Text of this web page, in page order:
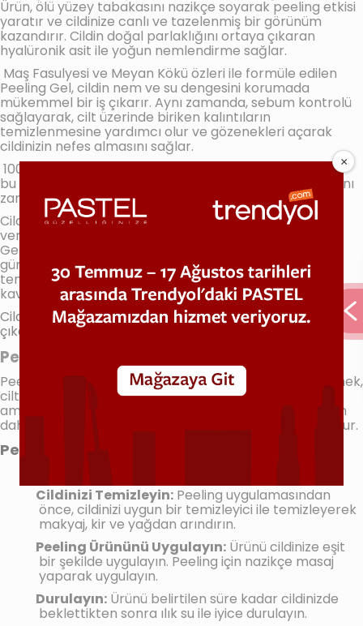
Ürün, ölü yüzey tabakasını nazikçe soyarak peeling etkisi
yaratır ve cildinize canlı ve tazelenmiş bir görünüm
kazandırır. Cildin doğal parlaklığını ortaya çıkaran
hyalüronik asit ile yoğun nemlendirme sağlar.
Maş Fasulyesi ve Meyan Kökü özleri ile formüle edilen
Peeling Gel, cildin nem ve su dengesini korumada
mükemmel bir iş çıkarır. Aynı zamanda, sebum kontrolü
sağlayarak, cilt üzerinde biriken kalıntıların
temizlenmesine yardımcı olur ve gözenekleri açarak
cildinizin nefes almasını sağlar.
100 ml'lik pratik ambalajı ile kolayca kullanabileceğiniz
bu ürün, cildinizin ihtiyaç duyduğu bakımı sağlarken, aynı
zamanda uzun süreli kullanım imkanı sunar.
Cildinize derinlemesine bir bakım ve yenilenme fırsatı
veren bu ürün, her cilt tipine uygun bir çözüm sunar.
Gerek günlük bakımınızda gerekse özel bakım
günlerinizde, cildinizi nemlendirirken aynı zamanda
temizleyerek, parlak ve sağlıklı bir görünüme
kavuşmanızı sağlar.
Cildinizin doğal dengesini koruyarak güzelliğinizi ön plana
çıkarmanıza yardımcı olur.
Peeling Nedir? Nasıl Kullanılır?
Peeling, cildin üst tabakasındaki ölü hücreleri temizlemek,
cilt yüzeyini yenilemek ve cilt sağlığını iyileştirmek
amacıyla yapılan bir cilt bakım işlemidir. Bu işlem, cildin
daha canlı, pürüzsüz ve genç görünmesine yardımcı olur.
Peeling Nasıl Kullanılır?
Cildinizi Temizleyin: Peeling uygulamasından
önce, cildinizi uygun bir temizleyici ile temizleyerek
makyaj, kir ve yağdan arındırın.
Peeling Ürününü Uygulayın: Ürünü cildinize eşit
bir şekilde uygulayın. Peeling için nazikçe masaj
yaparak uygulayın.
Durulayın: Ürünü belirtilen süre kadar cildinizde
beklettikten sonra ılık su ile iyice durulayın.